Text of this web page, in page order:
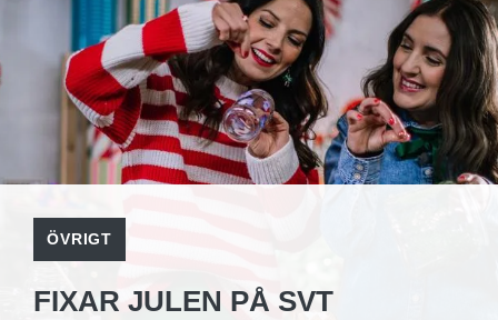
ÖVRIGT
FIXAR JULEN PÅ SVT